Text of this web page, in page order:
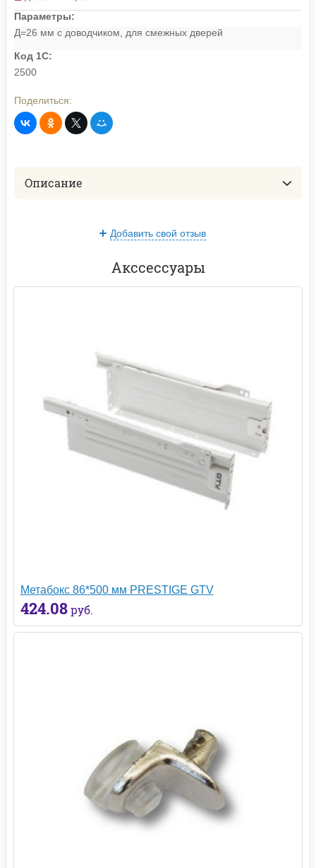
Параметры:
Д=26 мм с доводчиком, для смежных дверей
Код 1С:
2500
Поделиться:
Описание
Добавить свой отзыв
Акссессуары
Метабокс 86*500 мм PRESTIGE GTV
424.08 руб.